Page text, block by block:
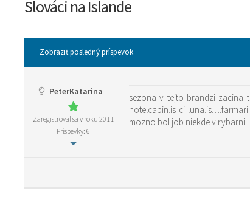
Slováci na Islande
Zobraziť posledný príspevok
PeterKatarina
Zaregistroval sa v roku 2011
Príspevky: 6
sezona v tejto brandzi zacina
hotelcabin.is ci
mozno bol job niekde v